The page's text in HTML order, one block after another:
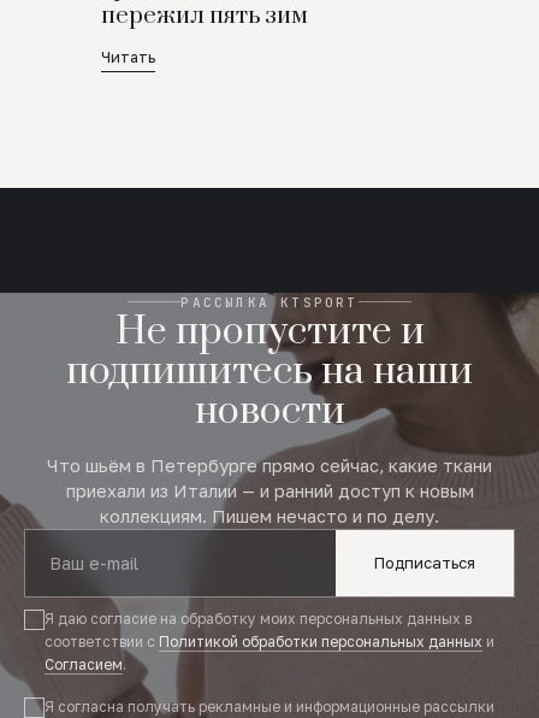
пережил пять зим
Читать
РАССЫЛКА KTSPORT
Не пропустите и
подпишитесь на наши
новости
Что шьём в Петербурге прямо сейчас, какие ткани
приехали из Италии — и ранний доступ к новым
коллекциям. Пишем нечасто и по делу.
Подписаться
Я даю согласие на обработку моих персональных данных в
соответствии с Политикой обработки персональных данных и
Согласием.
Я согласна получать рекламные и информационные рассылки